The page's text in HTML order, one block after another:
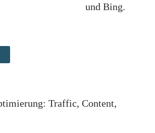
und Bing.